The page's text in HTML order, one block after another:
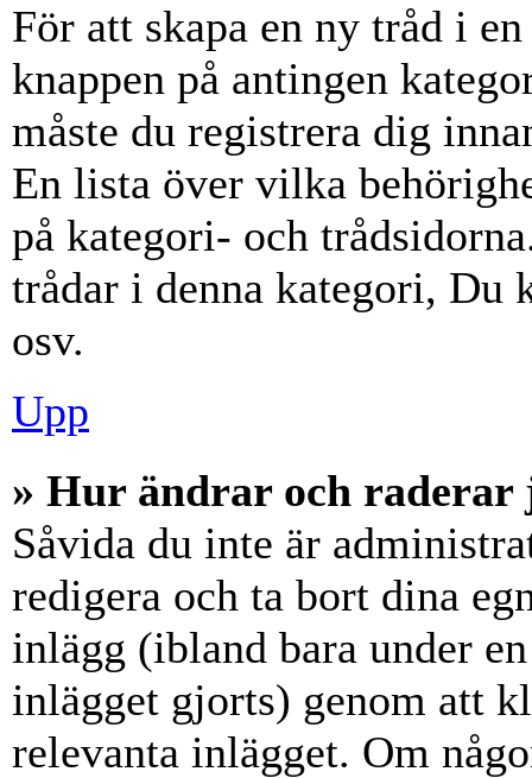
För att skapa en ny tråd i
knappen på antingen
måste du registrera dig
En lista över vilka
på kategori- och
trådar i denna kategori, Du
osv.
Upp
» Hur ändrar och raderar
Såvida du inte är
redigera och ta bort dina
inlägg (ibland bara under
inlägget gjorts) genom att
relevanta inlägget. Om